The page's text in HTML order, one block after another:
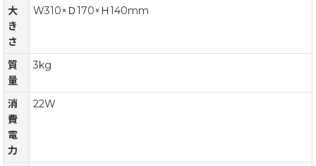
大
き
さ
W310×Ｄ170×Ｈ140mm
質
量
3kg
消
費
電
力
22W